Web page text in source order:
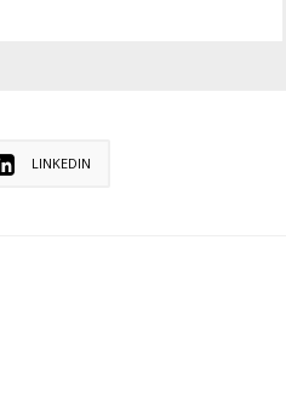
LINKEDIN